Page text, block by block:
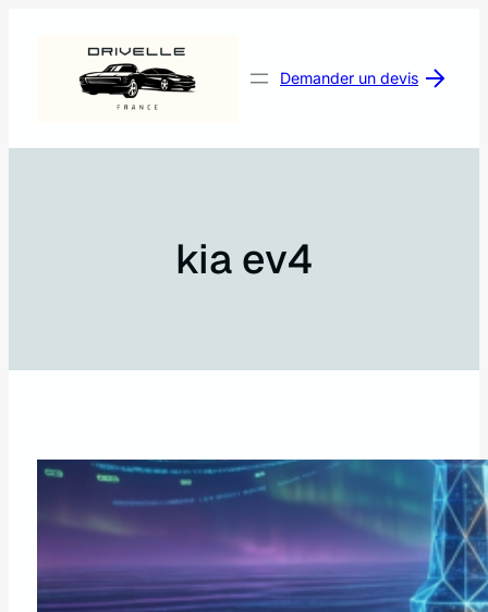
Demander un devis
kia ev4